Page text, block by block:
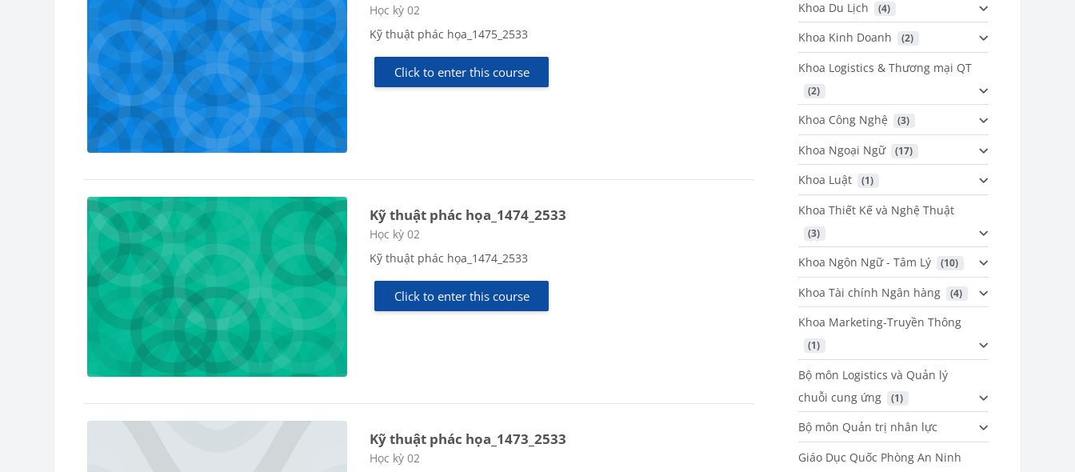
Course category
Học kỳ 02
Kỹ thuật phác họa_1475_2533
Click to enter this course
Kỹ thuật phác họa_1474_2533
Course category
Học kỳ 02
Kỹ thuật phác họa_1474_2533
Click to enter this course
Kỹ thuật phác họa_1473_2533
Course category
Học kỳ 02
Khoa Du Lịch (4)
Khoa Kinh Doanh (2)
Khoa Logistics & Thương mại QT
(2)
Khoa Công Nghệ (3)
Khoa Ngoại Ngữ (17)
Khoa Luật (1)
Khoa Thiết Kế và Nghệ Thuật
(3)
Khoa Ngôn Ngữ - Tâm Lý (10)
Khoa Tài chính Ngân hàng (4)
Khoa Marketing-Truyền Thông
(1)
Bộ môn Logistics và Quản lý
chuỗi cung ứng
(1)
Bộ môn Quản trị nhân lực
Giáo Dục Quốc Phòng An Ninh